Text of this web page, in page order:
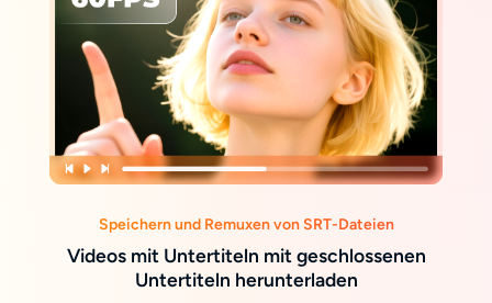
Speichern und Remuxen von SRT-Dateien
Videos mit Untertiteln mit geschlossenen
Untertiteln herunterladen